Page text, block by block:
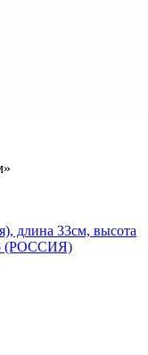
длина 33см, высота
(РОССИЯ)